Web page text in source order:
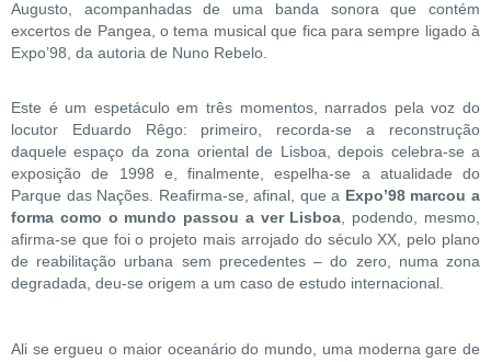
Augusto, acompanhadas de uma banda sonora que contém
excertos de Pangea, o tema musical que fica para sempre ligado à
Expo’98, da autoria de Nuno Rebelo.
Este é um espetáculo em três momentos, narrados pela voz do
locutor Eduardo Rêgo: primeiro, recorda-se a reconstrução
daquele espaço da zona oriental de Lisboa, depois celebra-se a
exposição de 1998 e, finalmente, espelha-se a atualidade do
Parque das Nações. Reafirma-se, afinal, que a Expo’98 marcou a
forma como o mundo passou a ver Lisboa, podendo, mesmo,
afirma-se que foi o projeto mais arrojado do século XX, pelo plano
de reabilitação urbana sem precedentes – do zero, numa zona
degradada, deu-se origem a um caso de estudo internacional.
Ali se ergueu o maior oceanário do mundo, uma moderna gare de